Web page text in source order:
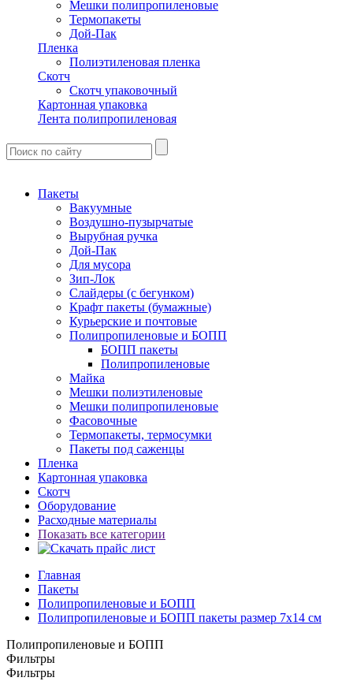
Мешки полипропиленовые
Термопакеты
Дой-Пак
Пленка
Полиэтиленовая пленка
Скотч
Скотч упаковочный
Картонная упаковка
Лента полипропиленовая
Пакеты
Вакуумные
Воздушно-пузырчатые
Вырубная ручка
Дой-Пак
Для мусора
Зип-Лок
Слайдеры (с бегунком)
Крафт пакеты (бумажные)
Курьерские и почтовые
Полипропиленовые и БОПП
БОПП пакеты
Полипропиленовые
Майка
Мешки полиэтиленовые
Мешки полипропиленовые
Фасовочные
Термопакеты, термосумки
Пакеты под саженцы
Пленка
Картонная упаковка
Скотч
Оборудование
Расходные материалы
Показать все категории
Главная
Пакеты
Полипропиленовые и БОПП
Полипропиленовые и БОПП пакеты размер 7x14 см
Полипропиленовые и БОПП
Фильтры
Фильтры